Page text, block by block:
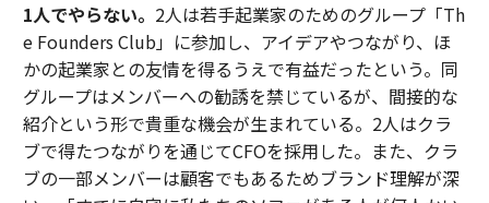
1人でやらない。 2人は若手起業家のためのグループ「Th
e Founders Club」に参加し、アイデアやつながり、ほ
かの起業家との友情を得るうえで有益だったという。同
グループはメンバーへの勧誘を禁じているが、間接的な
紹介という形で貴重な機会が生まれている。2人はクラ
ブで得たつながりを通じてCFOを採用した。また、クラ
ブの一部メンバーは顧客でもあるためブランド理解が深